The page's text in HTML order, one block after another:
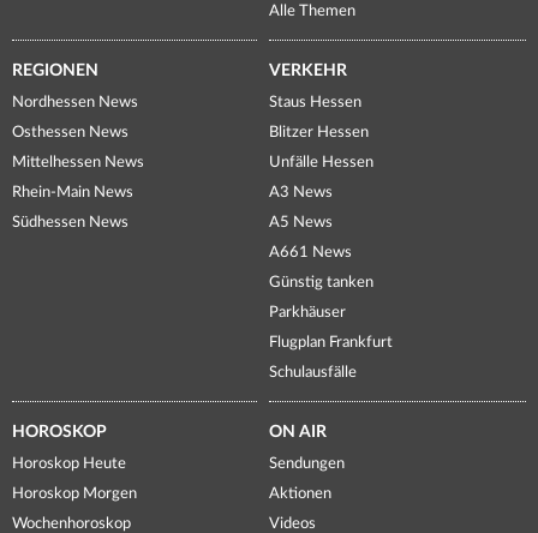
Alle Themen
REGIONEN
Nordhessen News
Osthessen News
Mittelhessen News
Rhein-Main News
Südhessen News
VERKEHR
Staus Hessen
Blitzer Hessen
Unfälle Hessen
A3 News
A5 News
A661 News
Günstig tanken
Parkhäuser
Flugplan Frankfurt
Schulausfälle
HOROSKOP
Horoskop Heute
Horoskop Morgen
Wochenhoroskop
ON AIR
Sendungen
Aktionen
Videos